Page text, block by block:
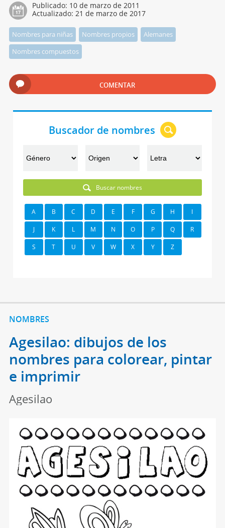
Publicado: 10 de marzo de 2011
Actualizado: 21 de marzo de 2017
Nombres para niñas Nombres propios
Alemanes
Nombres compuestos
COMENTAR
Buscador de nombres
Buscar nombres
A B C D E F G H I
J K L M N O P Q R
S T U V W X Y Z
NOMBRES
Agesilao: dibujos de los
nombres para colorear, pintar
e imprimir
Agesilao